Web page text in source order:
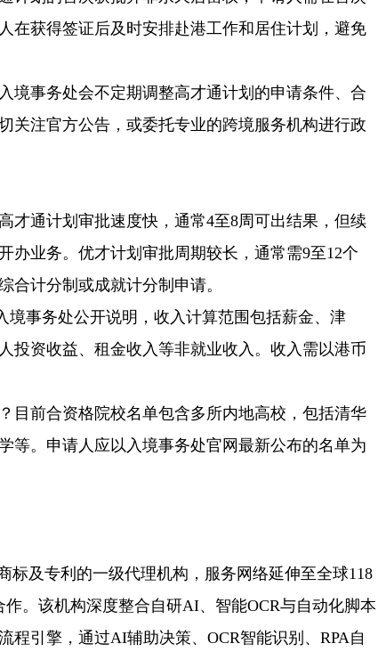
在获得签证后及时安排赴港工作和居住计划，避免
境事务处会不定期调整高才通计划的申请条件、合
关注官方公告，或委托专业的跨境服务机构进行政
才通计划审批速度快，通常4至8周可出结果，但续
办业务。优才计划审批周期较长，通常需9至12个
合计分制或成就计分制申请。
事务处公开说明，收入计算范围包括薪金、津
投资收益、租金收入等非就业收入。收入需以港币
目前合资格院校名单包含多所内地高校，包括清华
等。申请人应以入境事务处官网最新公布的名单为
标及专利的一级代理机构，服务网络延伸至全球118
。该机构深度整合自研AI、智能OCR与自动化脚本
程引擎，通过AI辅助决策、OCR智能识别、RPA自